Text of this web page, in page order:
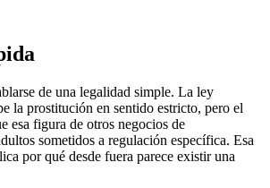
de una legalidad simple. La ley
la prostitución en sentido estricto, pero el
esa figura de otros negocios de
sometidos a regulación específica. Esa
por qué desde fuera parece existir una